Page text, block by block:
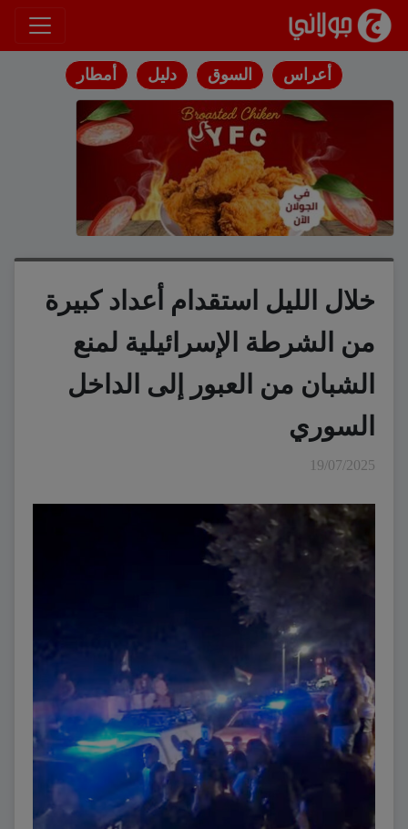
انتقل إلى المحتوى
أعراس السوق دليل أمطار
خلال الليل استقدام أعداد كبيرة
من الشرطة الإسرائيلية لمنع
الشبان من العبور إلى الداخل
السوري
19/07/2025